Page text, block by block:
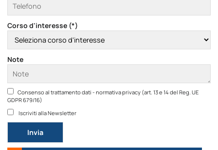
Corso d'interesse (*)
Note
Consenso al trattamento dati - normativa privacy (art. 13 e 14 del Reg. UE
GDPR 679/16)
Iscriviti alla Newsletter
Si prega di lasciare vuoto questo campo.